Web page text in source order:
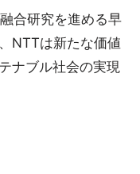
合研究を進める早
NTTは新たな価値
ナブル社会の実現